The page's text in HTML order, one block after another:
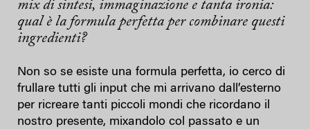
mix di sintesi, immaginazione e tanta ironia:
qual è la formula perfetta per combinare questi
ingredienti?
Non so se esiste una formula perfetta, io cerco di
frullare tutti gli input che mi arrivano dall’esterno
per ricreare tanti piccoli mondi che ricordano il
nostro presente, mixandolo col passato e un